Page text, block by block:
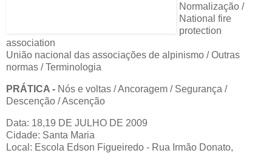
Normalização /
National fire
protection
association
União nacional das associações de alpinismo / Outras
normas / Terminologia
PRÁTICA - Nós e voltas / Ancoragem / Segurança /
Descenção / Ascenção
Data: 18,19 DE JULHO DE 2009
Cidade: Santa Maria
Local: Escola Edson Figueiredo - Rua Irmão Donato,